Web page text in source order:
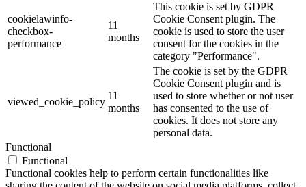
cookielawinfo-
checkbox-
performance
11
months
This cookie is set by GDPR
Cookie Consent plugin. The
cookie is used to store the user
consent for the cookies in the
category "Performance".
viewed_cookie_policy
11
months
The cookie is set by the GDPR
Cookie Consent plugin and is
used to store whether or not user
has consented to the use of
cookies. It does not store any
personal data.
Functional
Functional
Functional cookies help to perform certain functionalities like